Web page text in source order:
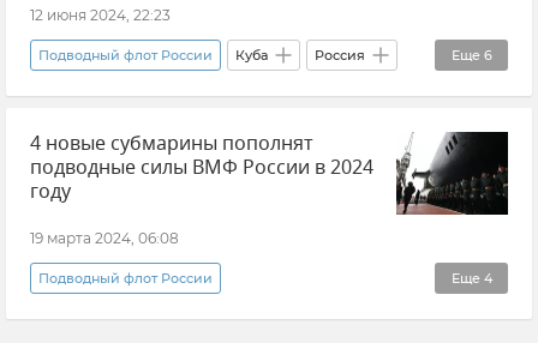
12 июня 2024, 22:23
Еще 6
Подводный флот России Куба Россия
США Безопасность В мире
Новости Мнения ВМФ
4 новые субмарины пополнят
подводные силы ВМФ России в 2024
году
19 марта 2024, 06:08
Еще 4
Подводный флот России
Министерство обороны РФ